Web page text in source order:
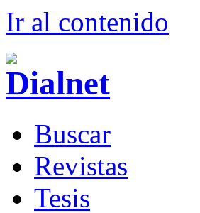
Ir al contenido
Buscar
Revistas
Tesis